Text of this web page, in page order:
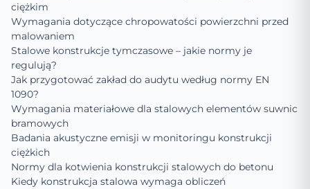
ciężkim
Wymagania dotyczące chropowatości powierzchni przed
malowaniem
Stalowe konstrukcje tymczasowe – jakie normy je
regulują?
Jak przygotować zakład do audytu według normy EN
1090?
Wymagania materiałowe dla stalowych elementów suwnic
bramowych
Badania akustyczne emisji w monitoringu konstrukcji
ciężkich
Normy dla kotwienia konstrukcji stalowych do betonu
Kiedy konstrukcja stalowa wymaga obliczeń